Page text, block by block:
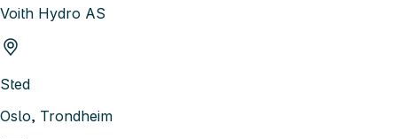
Voith Hydro AS
Sted
Oslo, Trondheim